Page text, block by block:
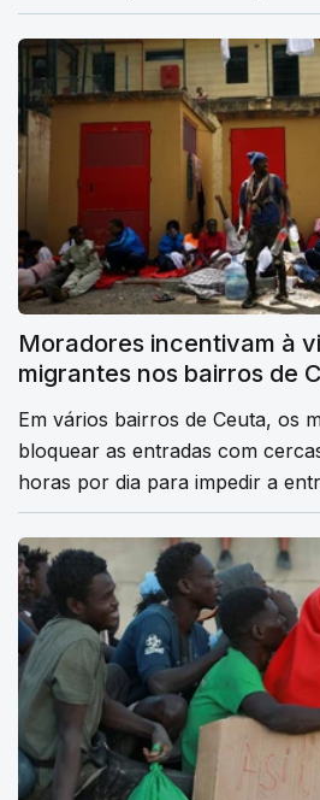
Moradores incentivam à
migrantes nos bairros de
Em vários bairros de Ceuta, os
bloquear as entradas com
horas por dia para impedir a